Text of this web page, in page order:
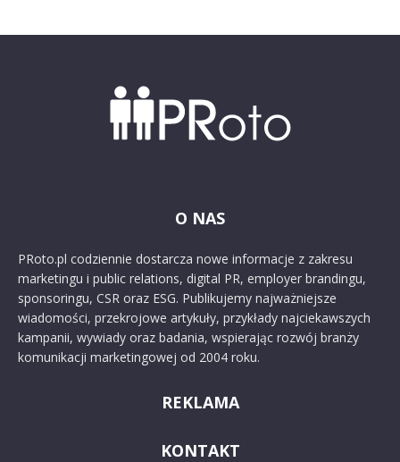
O NAS
PRoto.pl codziennie dostarcza nowe informacje z zakresu
marketingu i public relations, digital PR, employer brandingu,
sponsoringu, CSR oraz ESG. Publikujemy najważniejsze
wiadomości, przekrojowe artykuły, przykłady najciekawszych
kampanii, wywiady oraz badania, wspierając rozwój branży
komunikacji marketingowej od 2004 roku.
REKLAMA
KONTAKT